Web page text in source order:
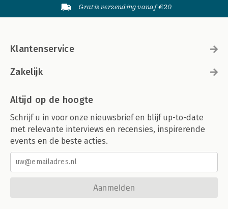
Gratis verzending vanaf €20
Klantenservice
Zakelijk
Altijd op de hoogte
Schrijf u in voor onze nieuwsbrief en blijf up-to-date
met relevante interviews en recensies, inspirerende
events en de beste acties.
Aanmelden